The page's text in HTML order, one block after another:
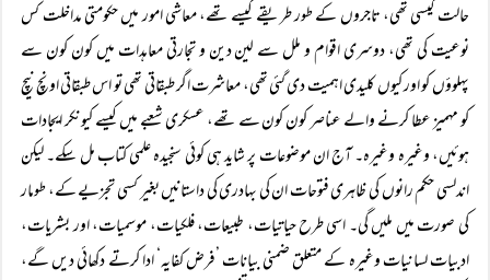
حالت کیسی تھی، تاجروں کے طور طریقے کیسے تھے، معاشی امور میں حکومتی مداخلت کس
نوعیت کی تھی، دوسری اقوام و ملل سے لین دین و تجارتی معاہدات میں کون کون سے
پہلوؤں کو اور کیوں کلیدی اہمیت دی گئی تھی، معاشرت اگر طبقاتی تھی تو اس طبقاتی اونچ نیچ
کو مہمیز عطا کرنے والے عناصر کون کون سے تھے، عسکری شعبے میں کیسے کیونکر ایجادات
ہوئیں، وغیرہ وغیرہ۔ آج ان موضوعات پر شاید ہی کوئی سنجیدہ علمی کتاب مل سکے۔ لیکن
اندلسی حکم رانوں کی ظاہری فتوحات ان کی بہادری کی داستانیں بغیر کسی تجزیے کے، طومار
کی صورت میں ملیں گی۔ اسی طرح حیاتیات، طبیعات، فلکیات، موسمیات، اور بشریات،
ادبیات لسانیات وغیرہ کے متعلق ضمنی بیانات ’فرض کفایہ‘ ادا کرتے دکھائی دیں گے،